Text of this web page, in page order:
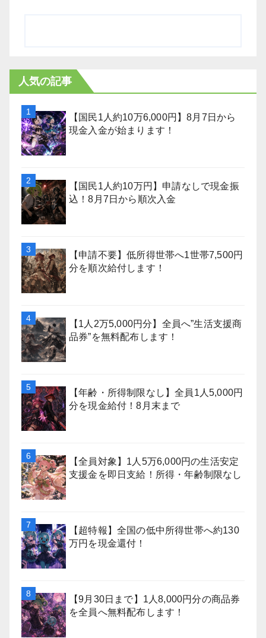
人気の記事
【国民1人約10万6,000円】8月7日から
現金入金が始まります！
【国民1人約10万円】申請なしで現金振
込！8月7日から順次入金
【申請不要】低所得世帯へ1世帯7,500円
分を順次給付します！
【1人2万5,000円分】全員へ”生活支援商
品券”を無料配布します！
【年齢・所得制限なし】全員1人5,000円
分を現金給付！8月末まで
【全員対象】1人5万6,000円の生活安定
支援金を即日支給！所得・年齢制限なし
【超特報】全国の低中所得世帯へ約130
万円を現金還付！
【9月30日まで】1人8,000円分の商品券
を全員へ無料配布します！